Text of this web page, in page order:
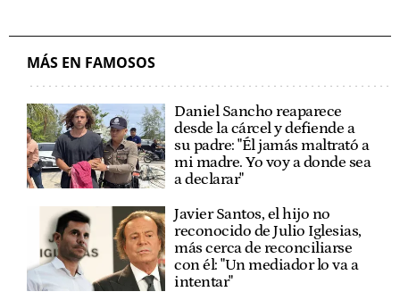
MÁS EN FAMOSOS
Daniel Sancho reaparece
desde la cárcel y defiende a
su padre: "Él jamás maltrató a
mi madre. Yo voy a donde sea
a declarar"
Javier Santos, el hijo no
reconocido de Julio Iglesias,
más cerca de reconciliarse
con él: "Un mediador lo va a
intentar"